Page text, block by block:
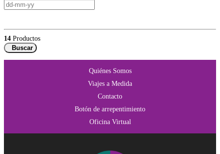
14 Productos
Buscar
Quiénes Somos
Viajes a Medida
Contacto
Botón de arrepentimiento
Oficina Virtual